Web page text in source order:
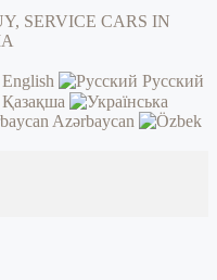
English
Русский
Қазақша
Azərbaycan